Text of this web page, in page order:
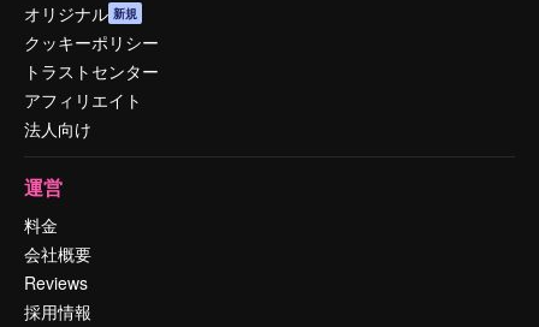
オリジナル 新規
クッキーポリシー
トラストセンター
アフィリエイト
法人向け
運営
料金
会社概要
Reviews
採用情報